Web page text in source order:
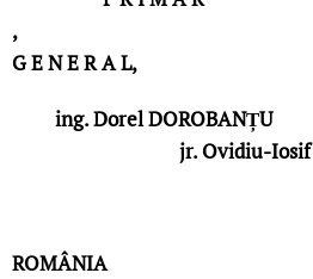
, S E C R
G E N E R A L,
ing. Dorel
jr. Ovidiu-Iosif
ROMÂNIA